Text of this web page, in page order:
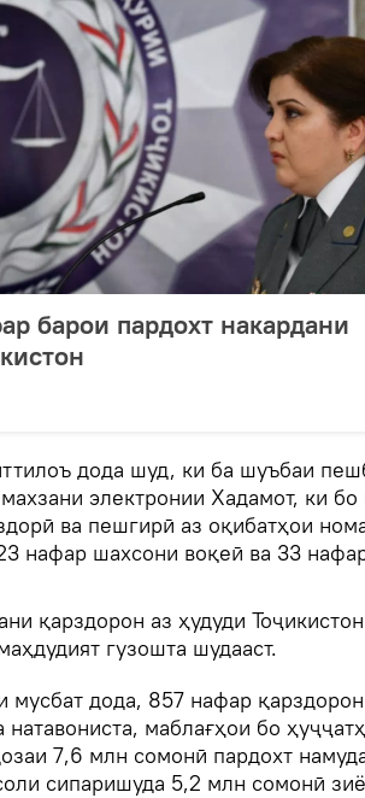
барои пардохт накардани
дода шуд, ки ба шуъбаи
электронии Хадамот, ки бо
ва пешгирӣ аз оқибатҳои
нафар шахсони воқеӣ ва 33
қарздорон аз ҳудуди
гузошта шудааст.
мусбат дода, 857 нафар
маблағҳои бо
7,6 млн сомонӣ пардохт
сипаришуда 5,2 млн сомонӣ